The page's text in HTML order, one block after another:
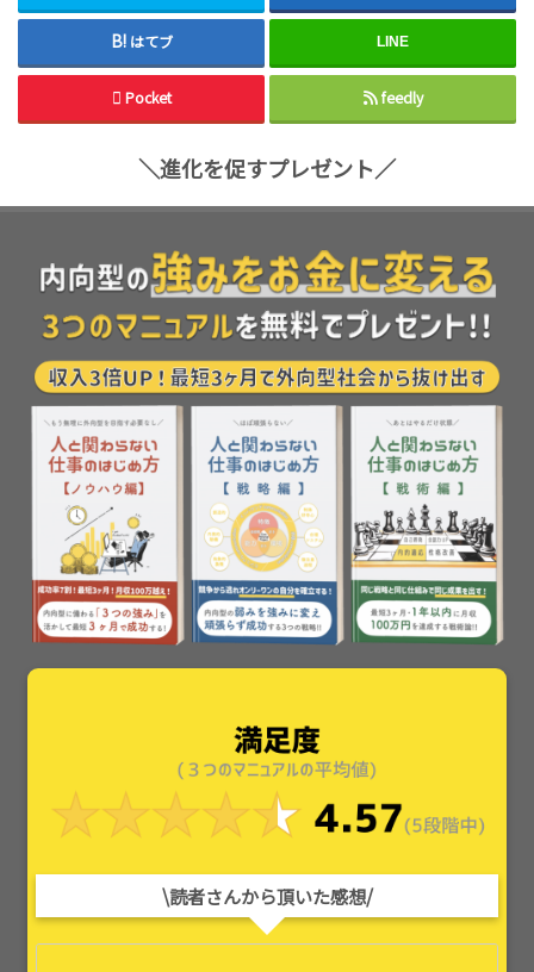
はてブ LINE
Pocket feedly
＼進化を促すプレゼント／
\読者さんから頂いた感想/